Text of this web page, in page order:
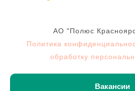
АО "Полюс
Политика
обработку
Вакансии